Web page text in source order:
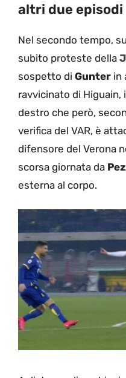
altri due episodi
Nel secondo tempo,
subito proteste della
sospetto di Gunter in
ravvicinato di Higuain,
destro che però,
verifica del VAR, è
difensore del Verona
scorsa giornata da
esterna al corpo.